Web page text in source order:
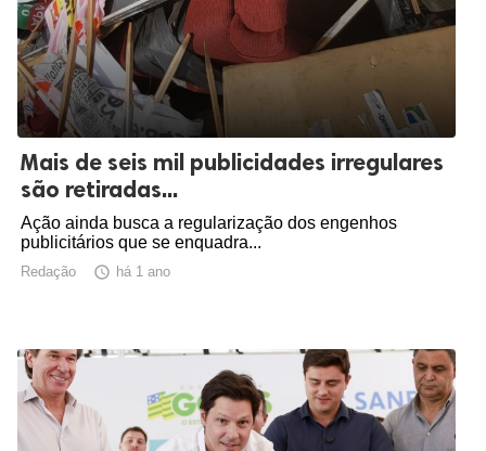
Mais de seis mil publicidades irregulares
são retiradas...
Ação ainda busca a regularização dos engenhos
publicitários que se enquadra...
Redação  há 1 ano